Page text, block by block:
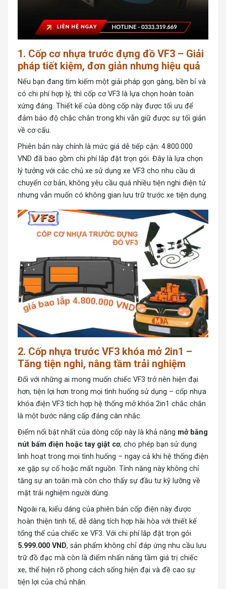
1. Cốp cơ nhựa trước đựng đồ VF3 – Giải
pháp tiết kiệm, đơn giản nhưng hiệu quả
Nếu bạn đang tìm kiếm một giải pháp gọn gàng, bền bỉ và
có chi phí hợp lý, thì cốp cơ VF3 là lựa chọn hoàn toàn
xứng đáng. Thiết kế của dòng cốp này được tối ưu để
đảm bảo độ chắc chắn trong khi vẫn giữ được sự tối giản
về cơ cấu.
Phiên bản này chính là mức giá dễ tiếp cận: 4.800.000
VND đã bao gồm chi phí lắp đặt trọn gói. Đây là lựa chọn
lý tưởng với các chủ xe sử dụng xe VF3 cho nhu cầu di
chuyển cơ bản, không yêu cầu quá nhiều tiện nghi điện tử
nhưng vẫn muốn có không gian lưu trữ trước xe tiện dụng.
2. Cốp nhựa trước VF3 khóa mở 2in1 –
Tăng tiện nghi, nâng tầm trải nghiệm
Đối với những ai mong muốn chiếc VF3 trở nên hiện đại
hơn, tiện lợi hơn trong mọi tình huống sử dụng – cốp nhựa
khóa điện VF3 tích hợp hệ thống mở khóa 2in1 chắc chắn
là một bước nâng cấp đáng cân nhắc.
Điểm nổi bật nhất của dòng cốp này là khả năng mở bằng
nút bấm điện hoặc tay giật cơ, cho phép bạn sử dụng
linh hoạt trong mọi tình huống – ngay cả khi hệ thống điện
xe gặp sự cố hoặc mất nguồn. Tính năng này không chỉ
tăng sự an toàn mà còn cho thấy sự đầu tư kỹ lưỡng về
mặt trải nghiệm người dùng.
Ngoài ra, kiểu dáng của phiên bản cốp điện này được
hoàn thiện tinh tế, dễ dàng tích hợp hài hòa với thiết kế
tổng thể của chiếc xe VF3. Với chi phí lắp đặt trọn gói
5.999.000 VND, sản phẩm không chỉ đáp ứng nhu cầu lưu
trữ đồ đạc mà còn là điểm nhấn nâng tầm giá trị chiếc
xe, thể hiện rõ phong cách sống hiện đại và đề cao sự
tiện lợi của chủ nhân.